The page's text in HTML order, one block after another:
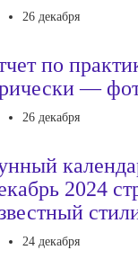
26 декабря
по
—
26 декабря
2024
24 декабря